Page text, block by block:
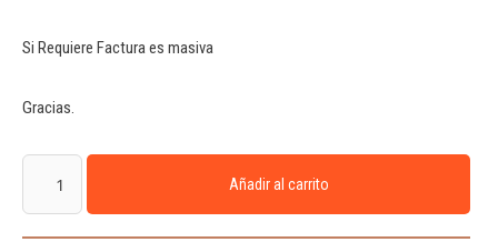
Si Requiere Factura es masiva
Gracias.
Añadir al carrito